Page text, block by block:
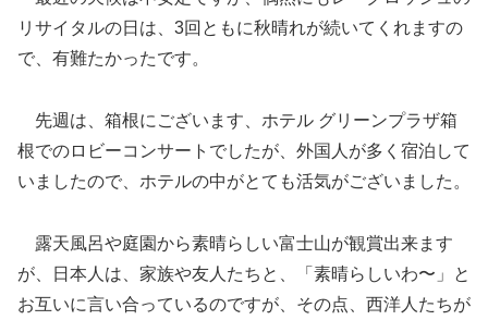
リサイタルの日は、3回ともに秋晴れが続いてくれますの
で、有難たかったです。
先週は、箱根にございます、ホテル グリーンプラザ箱
根でのロビーコンサートでしたが、外国人が多く宿泊して
いましたので、ホテルの中がとても活気がございました。
露天風呂や庭園から素晴らしい富士山が観賞出来ます
が、日本人は、家族や友人たちと、「素晴らしいわ〜」と
お互いに言い合っているのですが、その点、西洋人たちが